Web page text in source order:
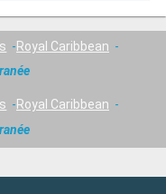
Royal Caribbean
Royal Caribbean